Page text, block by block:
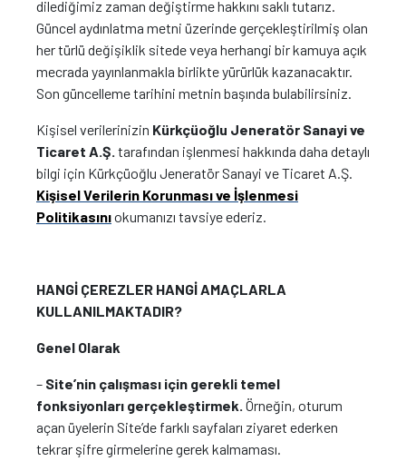
dilediğimiz zaman değiştirme hakkını saklı tutarız.
Güncel aydınlatma metni üzerinde gerçekleştirilmiş olan
her türlü değişiklik sitede veya herhangi bir kamuya açık
mecrada yayınlanmakla birlikte yürürlük kazanacaktır.
Son güncelleme tarihini metnin başında bulabilirsiniz.
Kişisel verilerinizin Kürkçüoğlu Jeneratör Sanayi ve
Ticaret A.Ş. tarafından işlenmesi hakkında daha detaylı
bilgi için Kürkçüoğlu Jeneratör Sanayi ve Ticaret A.Ş.
Kişisel Verilerin Korunması ve İşlenmesi
Politikasınıokumanızı tavsiye ederiz.
HANGİ ÇEREZLER HANGİ AMAÇLARLA
KULLANILMAKTADIR?
Genel Olarak
– Site’nin çalışması için gerekli temel
fonksiyonları gerçekleştirmek. Örneğin, oturum
açan üyelerin Site’de farklı sayfaları ziyaret ederken
tekrar şifre girmelerine gerek kalmaması.